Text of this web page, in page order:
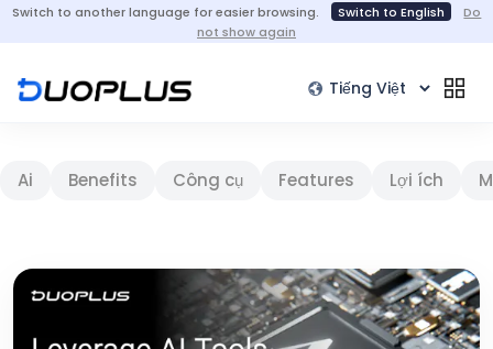
Switch to another language for easier browsing. Switch to English
Do
not show again
Ai Benefits Công cụ Features Lợi ích